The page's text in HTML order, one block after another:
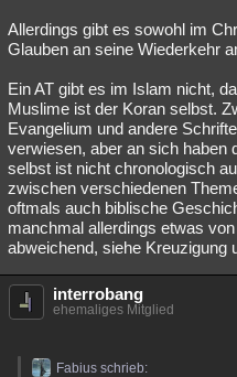
Allerdings gibt es sowohl im
Glauben an seine Wiederkehr
Ein AT gibt es im Islam nicht,
Muslime ist der Koran selbst.
Evangelium und andere
verwiesen, aber an sich haben
selbst ist nicht chronologisch
zwischen verschiedenen
oftmals auch biblische
manchmal allerdings etwas
abweichend, siehe Kreuzigung
interrobang
ehemaliges Mitglied
Fabius schrieb: